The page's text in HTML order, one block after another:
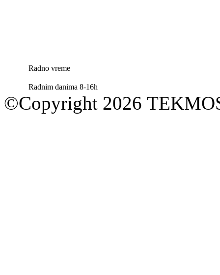
Radno vreme
Radnim danima 8-16h
©Copyright 2026